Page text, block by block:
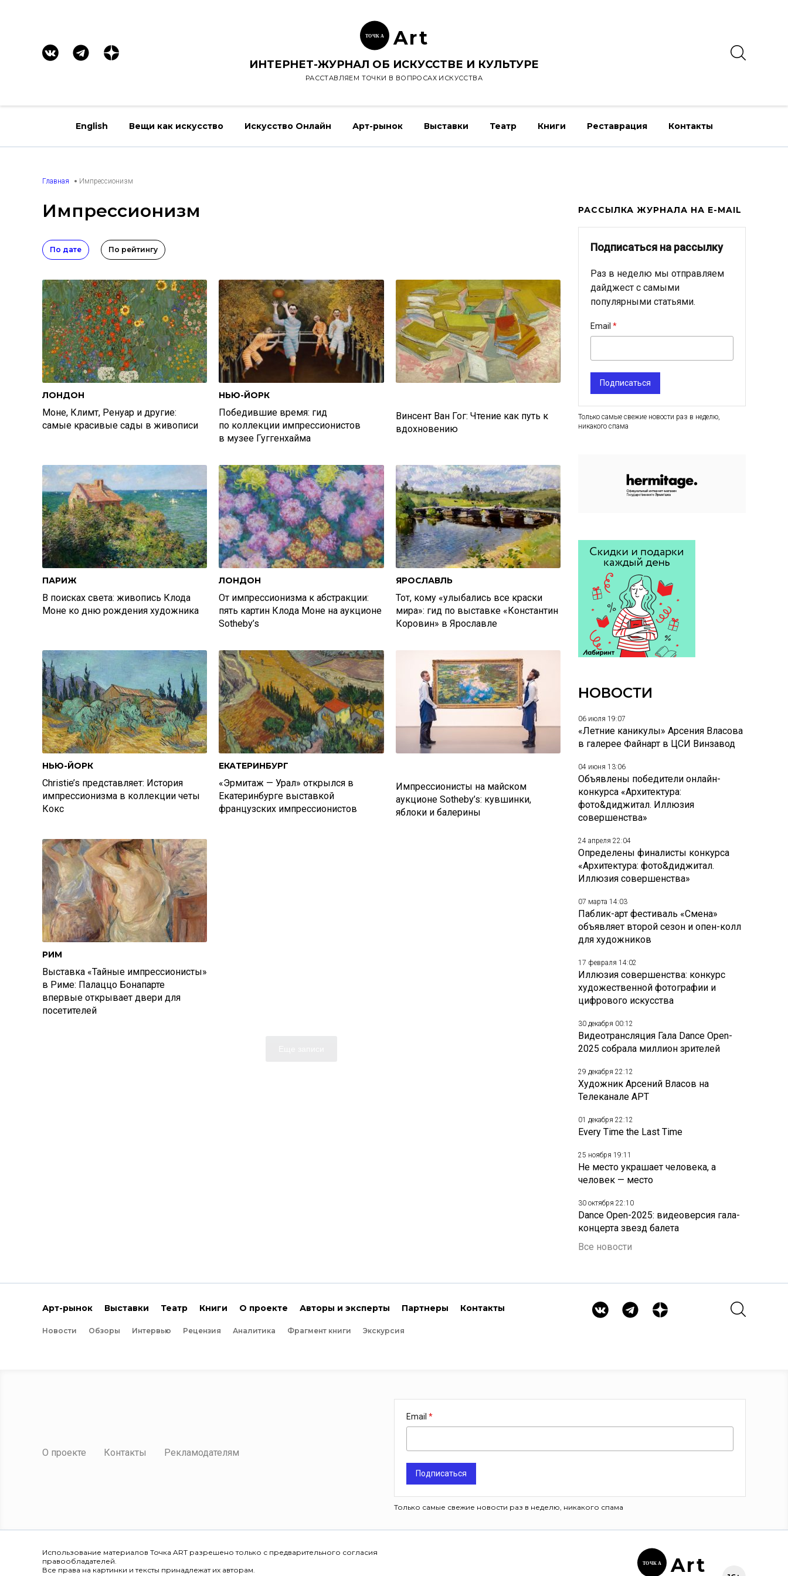
ТОЧК А Art
ИНТЕРНЕТ-ЖУРНАЛ ОБ ИСКУССТВЕ И КУЛЬТУРЕ
РАССТАВЛЯЕМ ТОЧКИ В ВОПРОСАХ ИСКУССТВА
English Вещи как искусство Искусство Онлайн Арт-рынок Выставки Театр Книги Реставрация Контакты
Главная Импрессионизм
Импрессионизм
По дате По рейтингу
ЛОНДОН
Моне, Климт, Ренуар и другие:
самые красивые сады в живописи
НЬЮ-ЙОРК
Победившие время: гид
по коллекции импрессионистов
в музее Гуггенхайма
Винсент Ван Гог: Чтение как путь к
вдохновению
ПАРИЖ
В поисках света: живопись Клода
Моне ко дню рождения художника
ЛОНДОН
От импрессионизма к абстракции:
пять картин Клода Моне на аукционе
Sotheby’s
ЯРОСЛАВЛЬ
Тот, кому «улыбались все краски
мира»: гид по выставке «Константин
Коровин» в Ярославле
НЬЮ-ЙОРК
Christie’s представляет: История
импрессионизма в коллекции четы
Кокс
ЕКАТЕРИНБУРГ
«Эрмитаж — Урал» открылся в
Екатеринбурге выставкой
французских импрессионистов
Импрессионисты на майском
аукционе Sotheby’s: кувшинки,
яблоки и балерины
РИМ
Выставка «Тайные импрессионисты»
в Риме: Палаццо Бонапарте
впервые открывает двери для
посетителей
РАССЫЛКА ЖУРНАЛА НА E-MAIL
Подписаться на рассылку
Раз в неделю мы отправляем
дайджест с самыми
популярными статьями.
Email
Подписаться
Только самые свежие новости раз в неделю,
никакого спама
НОВОСТИ
06 июля 19:07
«Летние каникулы» Арсения Власова
в галерее Файнарт в ЦСИ Винзавод
04 июня 13:06
Объявлены победители онлайн-
конкурса «Архитектура:
фото&диджитал. Иллюзия
совершенства»
24 апреля 22:04
Определены финалисты конкурса
«Архитектура: фото&диджитал.
Иллюзия совершенства»
07 марта 14:03
Паблик-арт фестиваль «Смена»
объявляет второй сезон и опен-колл
для художников
17 февраля 14:02
Иллюзия совершенства: конкурс
художественной фотографии и
цифрового искусства
30 декабря 00:12
Видеотрансляция Гала Dance Open-
2025 собрала миллион зрителей
29 декабря 22:12
Художник Арсений Власов на
Телеканале АРТ
01 декабря 22:12
Every Time the Last Time
25 ноября 19:11
Не место украшает человека, а
человек — место
30 октября 22:10
Dance Open-2025: видеоверсия гала-
концерта звезд балета
Все новости
Арт-рынок Выставки Театр Книги О проекте Авторы и эксперты Партнеры Контакты
Новости Обзоры Интервью Рецензия Аналитика Фрагмент книги Экскурсия
О проекте Контакты Рекламодателям
Email
Подписаться
Только самые свежие новости раз в неделю, никакого спама
Использование материалов Точка ART разрешено только с предварительного согласия
правообладателей.
Все права на картинки и тексты принадлежат их авторам.
ТОЧК А Art